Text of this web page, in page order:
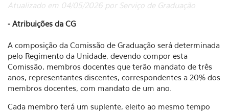
Atualizado em 04/05/2026 por Serviço de Graduação
- Atribuições da CG
A composição da Comissão de Graduação será determinada
pelo Regimento da Unidade, devendo compor esta
Comissão, membros docentes que terão mandato de três
anos, representantes discentes, correspondentes a 20% dos
membros docentes, com mandato de um ano.
Cada membro terá um suplente, eleito ao mesmo tempo